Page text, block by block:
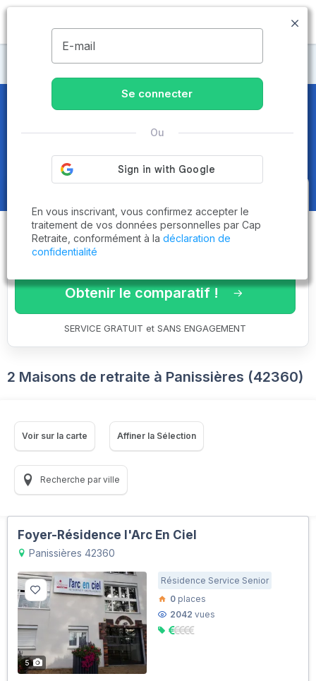
MENU
Maisons de retraite Loire
Maisons de retraite et EHPAD
Panissières (42360)
Obtenez le
comparatif des
établissementsadaptés à vos
critères en 3 minutes !
Obtenir le comparatif !
SERVICE GRATUIT et SANS ENGAGEMENT
2 Maisons de retraite à Panissières (42360)
Voir sur la carte Affiner la Sélection
Recherche par ville
Foyer-Résidence l'Arc En Ciel
Panissières 42360
5
Résidence Service Senior
0 places
2042 vues
E-mail
Se connecter
Ou
En vous inscrivant, vous confirmez accepter le
traitement de vos données personnelles par Cap
Retraite, conformément à la déclaration de
confidentialité